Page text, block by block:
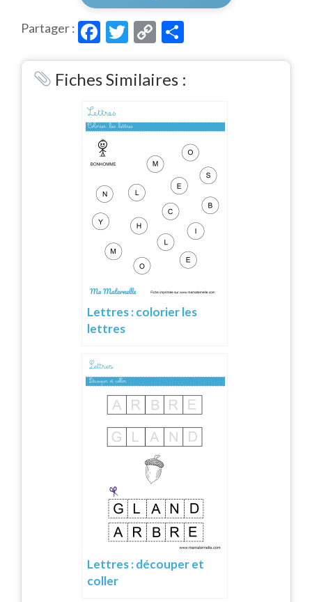
Partager : Facebook
Twitter
Copy
Link
Fiches Similaires :
Lettres : colorier les
lettres
Lettres : découper et
coller